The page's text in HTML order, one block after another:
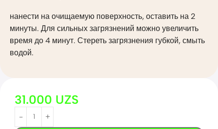
нанести на очищаемую поверхность, оставить на 2
минуты. Для сильных загрязнений можно увеличить
время до 4 минут. Стереть загрязнения губкой, смыть
водой.
31.000 UZS